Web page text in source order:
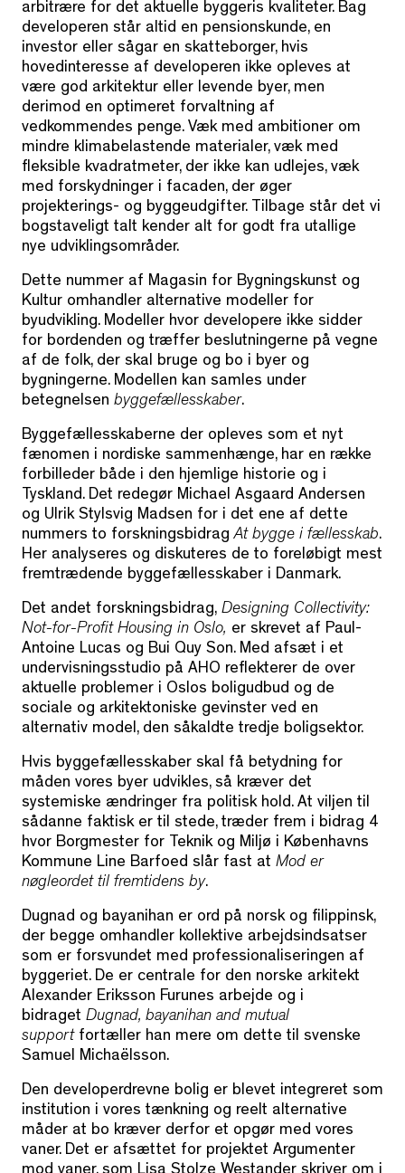
arbitrære for det aktuelle byggeris kvaliteter. Bag
developeren står altid en pensionskunde, en
investor eller sågar en skatteborger, hvis
hovedinteresse af developeren ikke opleves at
være god arkitektur eller levende byer, men
derimod en optimeret forvaltning af
vedkommendes penge. Væk med ambitioner om
mindre klimabelastende materialer, væk med
fleksible kvadratmeter, der ikke kan udlejes, væk
med forskydninger i facaden, der øger
projekterings- og byggeudgifter. Tilbage står det vi
bogstaveligt talt kender alt for godt fra utallige
nye udviklingsområder.
Dette nummer af Magasin for Bygningskunst og
Kultur omhandler alternative modeller for
byudvikling. Modeller hvor developere ikke sidder
for bordenden og træffer beslutningerne på vegne
af de folk, der skal bruge og bo i byer og
bygningerne. Modellen kan samles under
betegnelsen byggefællesskaber.
Byggefællesskaberne der opleves som et nyt
fænomen i nordiske sammenhænge, har en række
forbilleder både i den hjemlige historie og i
Tyskland. Det redegør Michael Asgaard Andersen
og Ulrik Stylsvig Madsen for i det ene af dette
nummers to forskningsbidragAt bygge i fællesskab.
Her analyseres og diskuteres de to foreløbigt mest
fremtrædende byggefællesskaber i Danmark.
Det andet forskningsbidrag, Designing Collectivity:
Not-for-Profit Housing in Oslo, er skrevet af Paul-
Antoine Lucas og Bui Quy Son. Med afsæt i et
undervisningsstudio på AHO reflekterer de over
aktuelle problemer i Oslos boligudbud og de
sociale og arkitektoniske gevinster ved en
alternativ model, den såkaldte tredje boligsektor.
Hvis byggefællesskaber skal få betydning for
måden vores byer udvikles, så kræver det
systemiske ændringer fra politisk hold. At viljen til
sådanne faktisk er til stede, træder frem i bidrag 4
hvor Borgmester for Teknik og Miljø i Københavns
Kommune Line Barfoed slår fast at Mod er
nøgleordet til fremtidens by.
Dugnad og bayanihan er ord på norsk og filippinsk,
der begge omhandler kollektive arbejdsindsatser
som er forsvundet med professionaliseringen af
byggeriet. De er centrale for den norske arkitekt
Alexander Eriksson Furunes arbejde og i
bidraget Dugnad, bayanihan and mutual
supportfortæller han mere om dette til svenske
Samuel Michaëlsson.
Den developerdrevne bolig er blevet integreret som
institution i vores tænkning og reelt alternative
måder at bo kræver derfor et opgør med vores
vaner. Det er afsættet for projektet Argumenter